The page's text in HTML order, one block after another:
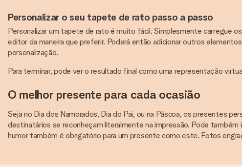
Personalizar o seu tapete de rato passo a passo
Personalizar um tapete de rato é muito fácil. Simplesmente carregue
editor da maneira que preferir. Poderá então adicionar outros
personalização.
Para terminar, pode ver o resultado final como uma representação
O melhor presente para cada ocasião
Seja no Dia dos Namorados, Dia do Pai, ou na Páscoa, os presentes
destinatários se reconheçam literalmente na impressão. Pode
humor também é obrigatório para um presente como este. Fotos